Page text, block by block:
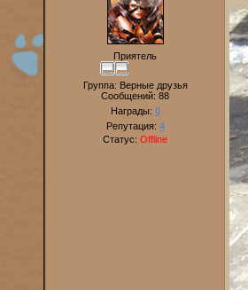
Приятель
Группа: Верные друзья
Сообщений: 88
Награды: 0
Репутация: 4
Статус: Offline